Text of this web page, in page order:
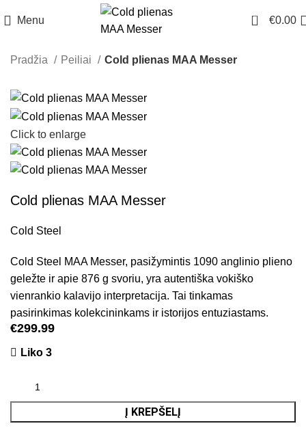
Menu 0 €0.00
Pradžia Peiliai Cold plienas MAA Messer
Click to enlarge
Cold plienas MAA Messer
Cold Steel
Cold Steel MAA Messer, pasižymintis 1090 anglinio plieno
geležte ir apie 876 g svoriu, yra autentiška vokiško
vienrankio kalavijo interpretacija. Tai tinkamas
pasirinkimas kolekcininkams ir istorijos entuziastams.
€299.99
Liko 3
Į KREPŠELĮ